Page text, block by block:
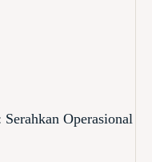
Operasional